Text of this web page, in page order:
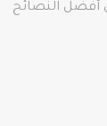
أفضل النصائح